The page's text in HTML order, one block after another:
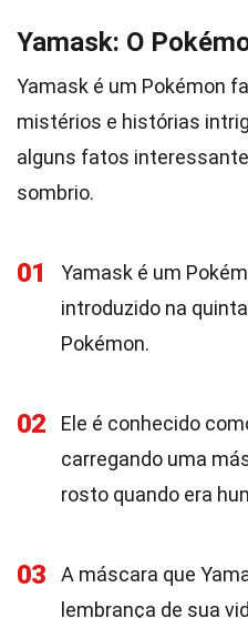
Yamask: O
Yamask é um Pokémon
mistérios e histórias
alguns fatos
sombrio.
01
Yamask é um
introduzido na
Pokémon.
02 Ele é conhecido
carregando uma
rosto quando era
03
A máscara que
lembrança de sua